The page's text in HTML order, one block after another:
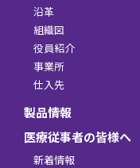
沿革
組織図
役員紹介
事業所
仕入先
製品情報
医療従事者の皆様へ
新着情報